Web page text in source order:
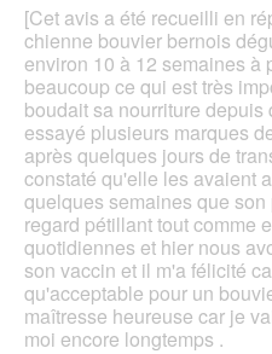
Sternen.
[Cet avis a été recueilli en
chienne bouvier bernois
environ 10 à 12 semaines à
beaucoup ce qui est très
boudait sa nourriture
essayé plusieurs marques
après quelques jours de
constaté qu'elle les avaient
quelques semaines que
regard pétillant tout comme
quotidiennes et hier nous
son vaccin et il m'a félicité
qu'acceptable pour un
maîtresse heureuse car je
moi encore longtemps .